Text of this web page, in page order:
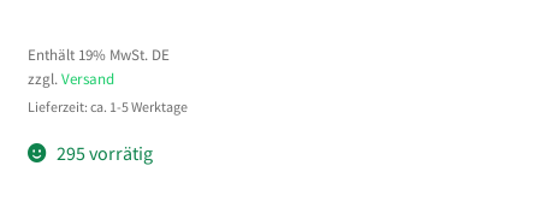
Enthält 19% MwSt. DE
zzgl. Versand
Lieferzeit: ca. 1-5 Werktage
295 vorrätig